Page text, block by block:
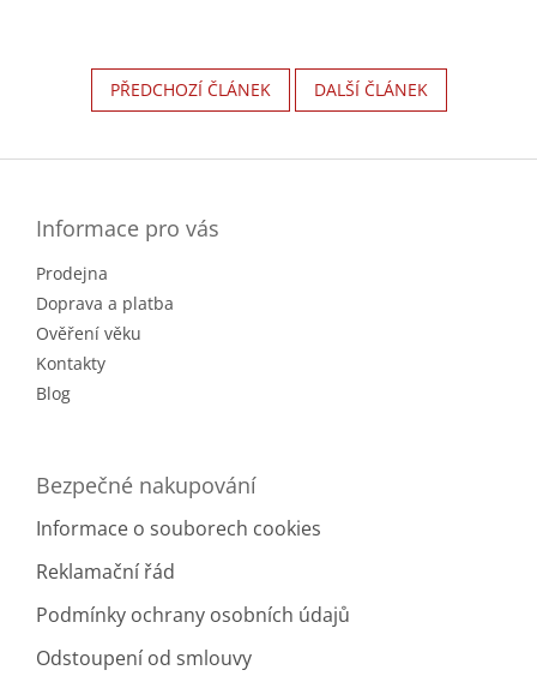
PŘEDCHOZÍ ČLÁNEK DALŠÍ ČLÁNEK
Informace pro vás
Prodejna
Doprava a platba
Ověření věku
Kontakty
Blog
Bezpečné nakupování
Informace o souborech cookies
Reklamační řád
Podmínky ochrany osobních údajů
Odstoupení od smlouvy